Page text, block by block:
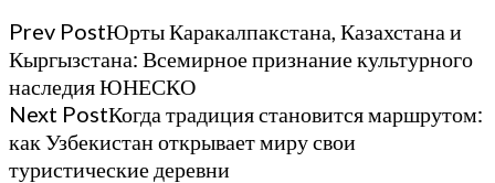
Post
Navigation
Prev PostЮрты Каракалпакстана, Казахстана и
Кыргызстана: Всемирное признание культурного
наследия ЮНЕСКО
Next PostКогда традиция становится маршрутом:
как Узбекистан открывает миру свои
туристические деревни